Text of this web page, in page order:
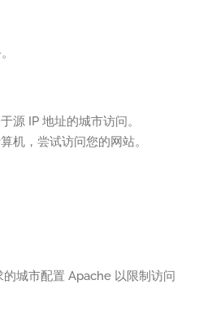
源 IP 地址的城市访问。
机，尝试访问您的网站。
城市配置 Apache 以限制访问